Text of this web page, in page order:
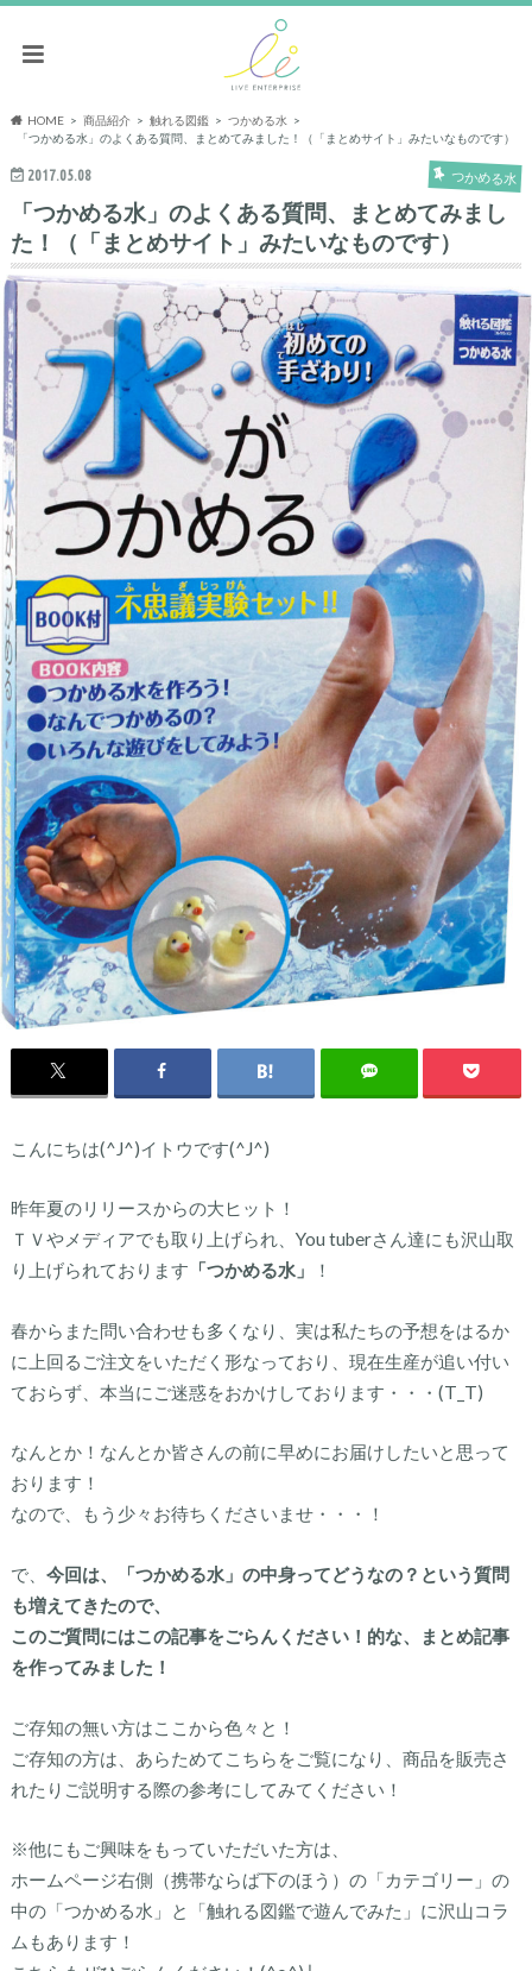
HOME 商品紹介 触れる図鑑
つかめる水
「つかめる水」のよくある質問、まとめてみました！（「まとめサイト」みたいなものです）
2017.05.08 つかめる水
「つかめる水」のよくある質問、まとめてみまし
た！（「まとめサイト」みたいなものです）
こんにちは(^J^)イトウです(^J^)
昨年夏のリリースからの大ヒット！
ＴＶやメディアでも取り上げられ、You tuberさん達にも沢山取
り上げられております 「つかめる水」 ！
春からまた問い合わせも多くなり、実は私たちの予想をはるか
に上回るご注文をいただく形なっており、現在生産が追い付い
ておらず、本当にご迷惑をおかけしております・・・(T_T)
なんとか！なんとか皆さんの前に早めにお届けしたいと思って
おります！
なので、もう少々お待ちくださいませ・・・！
で、 今回は、「つかめる水」の中身ってどうなの？という質問
も増えてきたので、
このご質問にはこの記事をごらんください！的な、まとめ記事
を作ってみました！
ご存知の無い方はここから色々と！
ご存知の方は、あらためてこちらをご覧になり、商品を販売さ
れたりご説明する際の参考にしてみてください！
※他にもご興味をもっていただいた方は、
ホームページ右側（携帯ならば下のほう）の「カテゴリー」の
中の「つかめる水」と「触れる図鑑で遊んでみた」に沢山コラ
ムもあります！